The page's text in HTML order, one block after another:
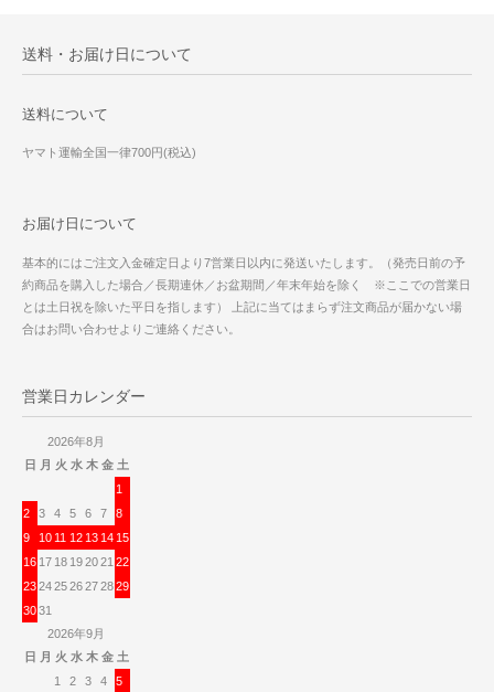
送料・お届け日について
送料について
ヤマト運輸全国一律700円(税込)
お届け日について
基本的にはご注文入金確定日より7営業日以内に発送いたします。（発売日前の予
約商品を購入した場合／長期連休／お盆期間／年末年始を除く ※ここでの営業日
とは土日祝を除いた平日を指します） 上記に当てはまらず注文商品が届かない場
合はお問い合わせよりご連絡ください。
営業日カレンダー
2026年8月
日 月 火 水 木 金 土
1
2
3 4 5 6 7
8
9
10 11 12 13 14 15
16 17 18 192021 22
23242526272829
3031
2026年9月
日 月 火 水 木 金 土
1
2 3 4
5